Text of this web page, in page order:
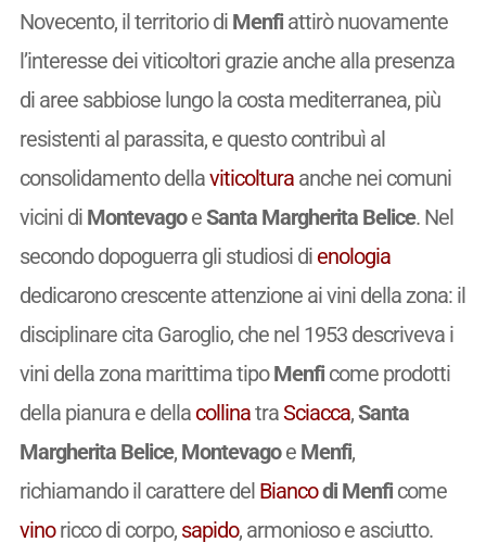
Novecento, il territorio di Menfiattirò nuovamente
l’interesse dei viticoltori grazie anche alla presenza
di aree sabbiose lungo la costa mediterranea, più
resistenti al parassita, e questo contribuì al
consolidamento dellaviticolturaanche nei comuni
vicini di MontevagoeSanta Margherita Belice. Nel
secondo dopoguerra gli studiosi di enologia
dedicarono crescente attenzione ai vini della zona: il
disciplinare cita Garoglio, che nel 1953 descriveva i
vini della zona marittima tipoMenficome prodotti
della pianura e della collinatraSciacca,Santa
Margherita Belice, Montevagoe Menfi,
richiamando il carattere del Biancodi Menficome
vinoricco di corpo, sapido, armonioso e asciutto.